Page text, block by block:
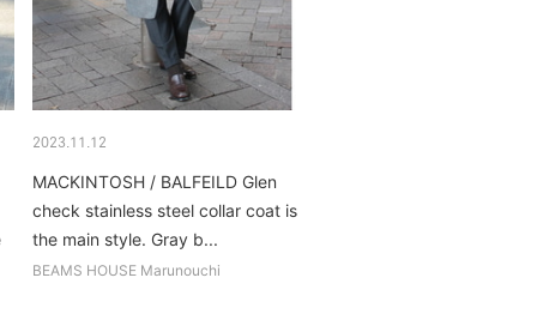
2023.11.12
MACKINTOSH / BALFEILD Glen
check stainless steel collar coat is
the main style. Gray b...
BEAMS HOUSE Marunouchi